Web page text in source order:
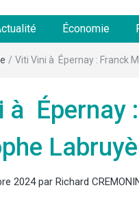
Agricole
Économie
/ Viti Vini à Épernay : Franck
à Épernay
2024par Richard